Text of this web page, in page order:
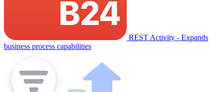
REST Activity - Expands
business process capabilities